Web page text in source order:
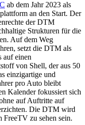
ab dem Jahr 2023 als
an den Start. Der
der DTM
Strukturen für die
Auf dem Weg
setzt die DTM als
auf einen
von Shell, der aus 50
einzigartige und
pro Auto bleibt
Kalender fokussiert sich
auf Auftritte auf
Die DTM wird
FreeTV zu sehen sein.